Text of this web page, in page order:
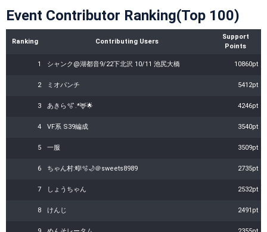
Event Contributor Ranking(Top 100)
Ranking Contributing Users
Support
Points
1 シャンク@湖都音9/22下北沢 10/11 池尻大橋 10860pt
2 ミオパンチ 5412pt
3 あきら🫧 ͛.*🦌︎🌟 4246pt
4 VF系 S39編成 3540pt
5 一服 3509pt
6 ちゃん村:🎼🫧🌙＠sweets8989 2735pt
7 しょうちゃん 2532pt
8 けんじ 2491pt